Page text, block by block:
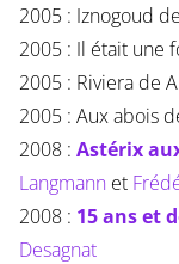
2005 : Iznogoud
2005 : Il était une
2005 : Riviera de
2005 : Aux abois
2008 : Astérix
Langmannet
2008 : 15 ans et
Desagnat